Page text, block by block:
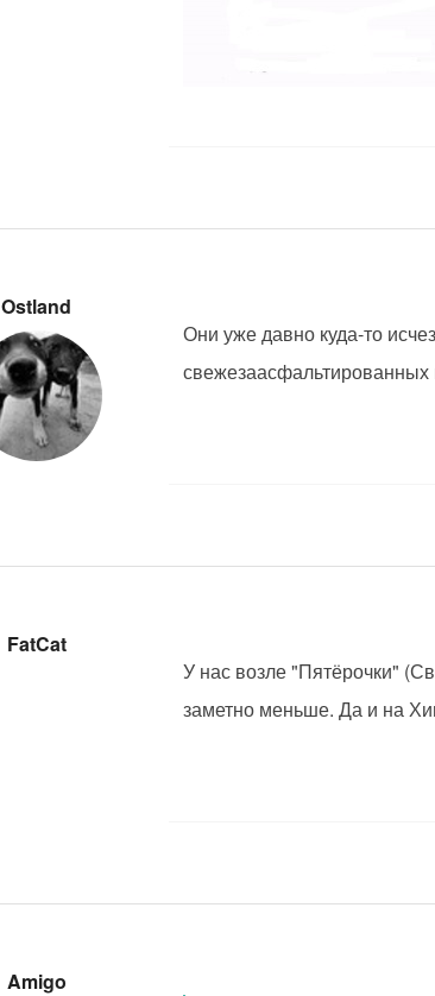
Ostland
Они уже давно куда-то
свежезаасфальтированных
FatCat
У нас возле "Пятёрочки"
заметно меньше. Да и на
Amigo